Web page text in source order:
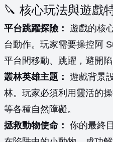
🔪 核心玩法與遊戲
平台跳躍探險： 遊戲的核
台動作。玩家需要操控阿
平台間移動、跳躍，避開
叢林英雄主題： 遊戲背景
林。玩家必須利用靈活的
等各種自然障礙。
拯救動物使命： 你的最終